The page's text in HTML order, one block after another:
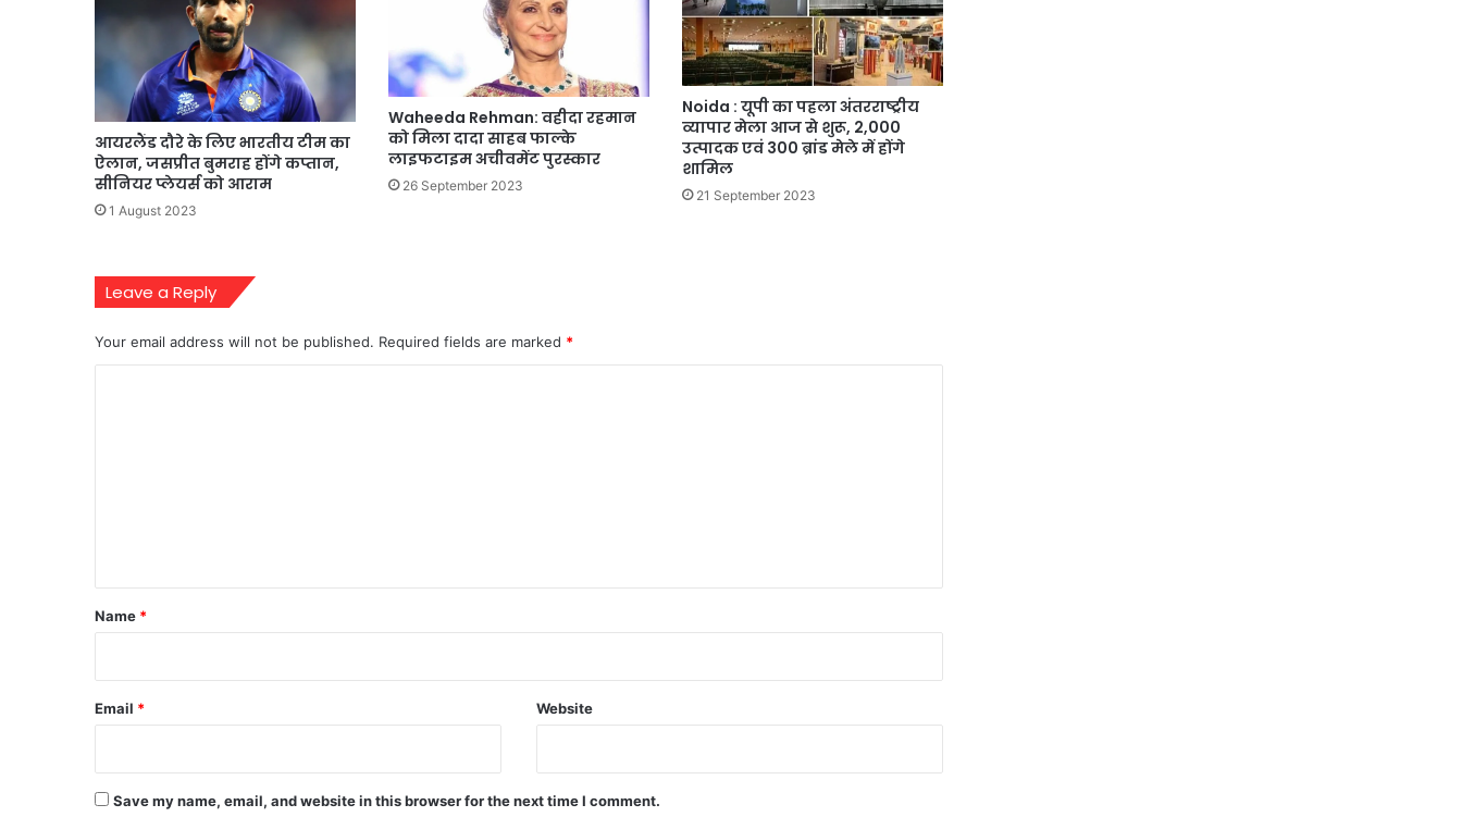
आयरलैंड दौरे के लिए भारतीय टीम का
ऐलान, जसप्रीत बुमराह होंगे कप्तान,
सीनियर प्लेयर्स को आराम
1 August 2023
Waheeda Rehman: वहीदा रहमान
को मिला दादा साहब फाल्के
लाइफटाइम अचीवमेंट पुरस्कार
26 September 2023
Noida : यूपी का पहला अंतरराष्ट्रीय
व्यापार मेला आज से शुरू, 2,000
उत्पादक एवं 300 ब्रांड मेले में होंगे
शामिल
21 September 2023
Leave a Reply
Your email address will not be published. Required fields are marked *
*
Name *
Email * Website
Save my name, email, and website in this browser for the next time I comment.